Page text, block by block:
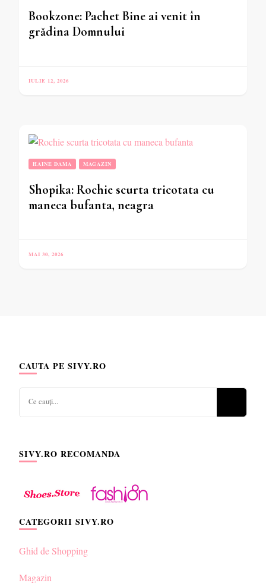
Bookzone: Pachet Bine ai venit în
grădina Domnului
IULIE 12, 2026
HAINE DAMA MAGAZIN
Shopika: Rochie scurta tricotata cu
maneca bufanta, neagra
MAI 30, 2026
CAUTA PE SIVY.RO
SIVY.RO RECOMANDA
CATEGORII SIVY.RO
Ghid de Shopping
Magazin